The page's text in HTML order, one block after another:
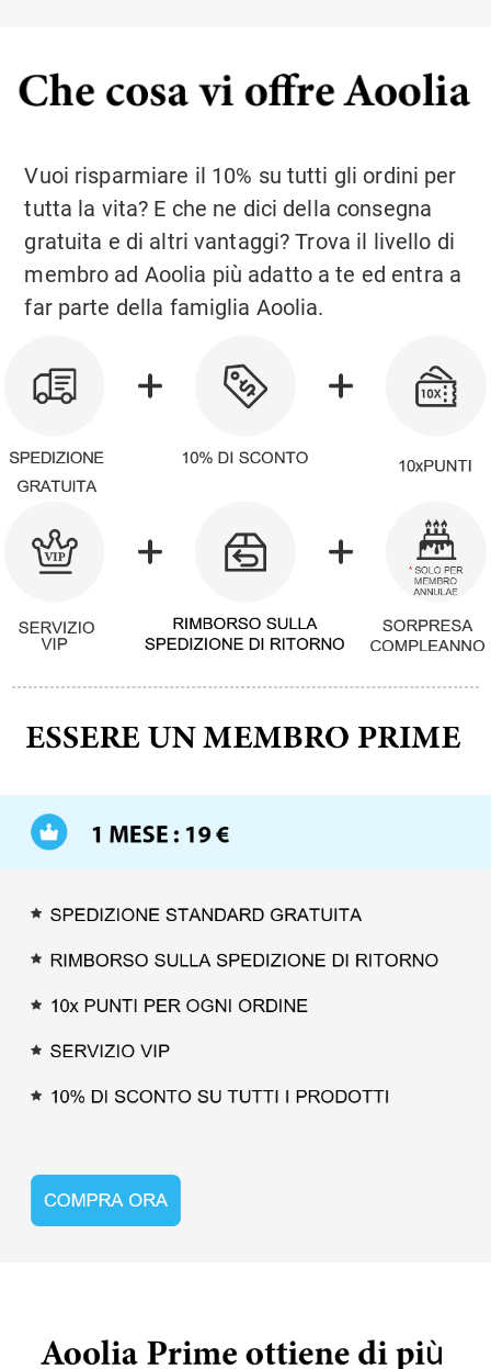
Vuoi risparmiare il 10% su tutti gli ordini per
tutta la vita? E che ne dici della consegna
gratuita e di altri vantaggi? Trova il livello di
membro ad Aoolia più adatto a te ed entra a
far parte della famiglia Aoolia.